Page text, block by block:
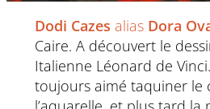
Dodi Cazes alias Dora
Caire. A découvert le
Italienne Léonard de
toujours aimé taquiner le